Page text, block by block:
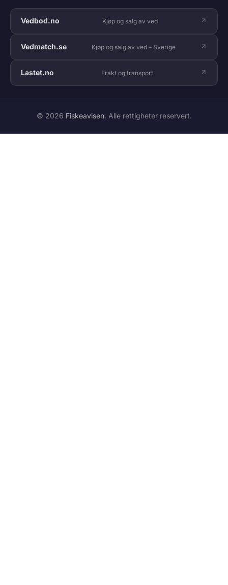
Vedbod.no Kjøp og salg av ved
Vedmatch.se Kjøp og salg av ved – Sverige
Lastet.no Frakt og transport
© 2026 Fiskeavisen. Alle rettigheter reservert.